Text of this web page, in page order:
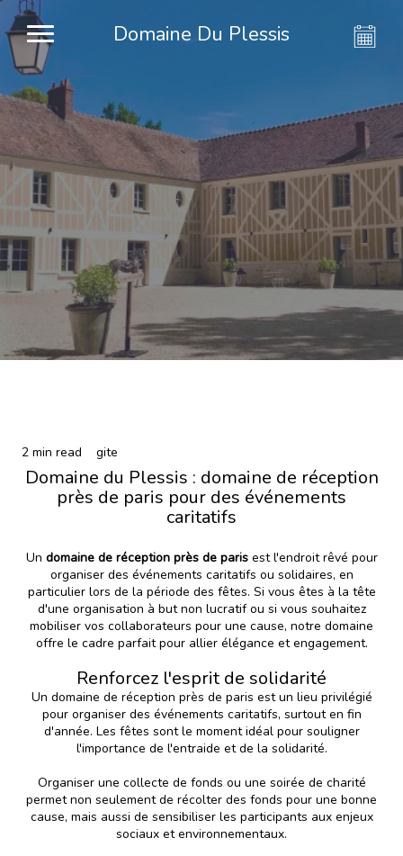
Domaine Du Plessis
2 min read gite
Domaine du Plessis : domaine de réception
près de paris pour des événements
caritatifs
Un domaine de réception près de parisest l'endroit rêvé pour
organiser des événements caritatifs ou solidaires, en
particulier lors de la période des fêtes. Si vous êtes à la tête
d'une organisation à but non lucratif ou si vous souhaitez
mobiliser vos collaborateurs pour une cause, notre domaine
offre le cadre parfait pour allier élégance et engagement.
Renforcez l'esprit de solidarité
Un domaine de réception près de paris est un lieu privilégié
pour organiser des événements caritatifs, surtout en fin
d'année. Les fêtes sont le moment idéal pour souligner
l'importance de l'entraide et de la solidarité.
Organiser une collecte de fonds ou une soirée de charité
permet non seulement de récolter des fonds pour une bonne
cause, mais aussi de sensibiliser les participants aux enjeux
sociaux et environnementaux.